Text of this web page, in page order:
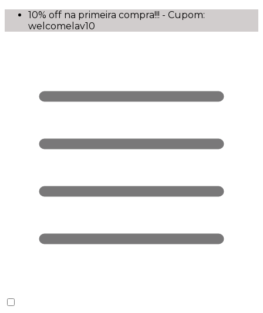
10% off na primeira compra!!! - Cupom:
welcomelav10